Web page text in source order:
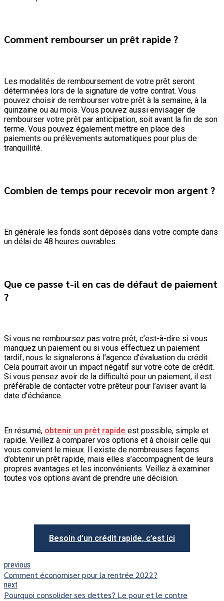
Comment rembourser un prêt rapide ?
Les modalités de remboursement de votre prêt seront
déterminées lors de la signature de votre contrat. Vous
pouvez choisir de rembourser votre prêt à la semaine, à la
quinzaine ou au mois. Vous pouvez aussi envisager de
rembourser votre prêt par anticipation, soit avant la fin de son
terme. Vous pouvez également mettre en place des
paiements ou prélèvements automatiques pour plus de
tranquillité.
Combien de temps pour recevoir mon argent ?
En générale les fonds sont déposés dans votre compte dans
un délai de 48 heures ouvrables.
Que ce passe t-il en cas de défaut de paiement
?
Si vous ne remboursez pas votre prêt, c’est-à-dire si vous
manquez un paiement ou si vous effectuez un paiement
tardif, nous le signalerons à l’agence d’évaluation du crédit.
Cela pourrait avoir un impact négatif sur votre cote de crédit.
Si vous pensez avoir de la difficulté pour un paiement, il est
préférable de contacter votre prêteur pour l’aviser avant la
date d’échéance.
En résumé, obtenir un prêt rapide est possible, simple et
rapide. Veillez à comparer vos options et à choisir celle qui
vous convient le mieux. Il existe de nombreuses façons
d’obtenir un prêt rapide, mais elles s’accompagnent de leurs
propres avantages et les inconvénients. Veillez à examiner
toutes vos options avant de prendre une décision.
Besoin d’un crédit rapide, c’est ici
previous
Comment économiser pour la rentrée 2022?
next
Pourquoi consolider ses dettes? Le pour et le contre